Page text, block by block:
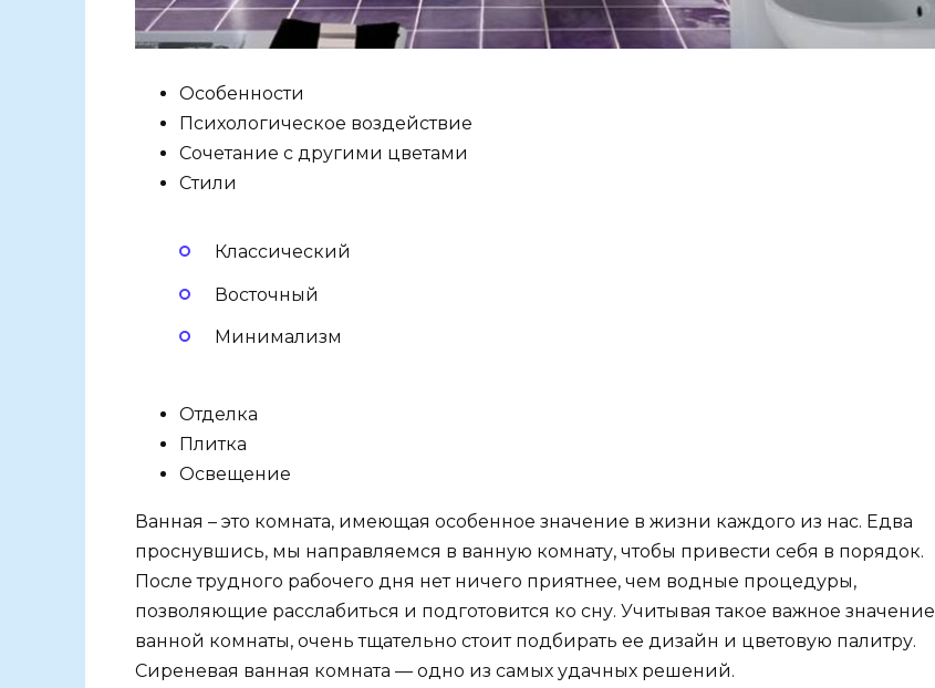
Особенности
Психологическое воздействие
Сочетание с другими цветами
Стили
Классический
Восточный
Минимализм
Отделка
Плитка
Освещение
Ванная – это комната, имеющая особенное значение в жизни каждого из нас. Едва
проснувшись, мы направляемся в ванную комнату, чтобы привести себя в порядок.
После трудного рабочего дня нет ничего приятнее, чем водные процедуры,
позволяющие расслабиться и подготовится ко сну. Учитывая такое важное значение
ванной комнаты, очень тщательно стоит подбирать ее дизайн и цветовую палитру.
Сиреневая ванная комната — одно из самых удачных решений.